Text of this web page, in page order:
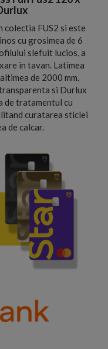
colectia FUS2 si este
cu grosimea de 6
slefuit lucios, a
in tavan. Latimea
de 2000 mm.
si Durlux
de tratamentul cu
curatarea sticlei
de calcar.